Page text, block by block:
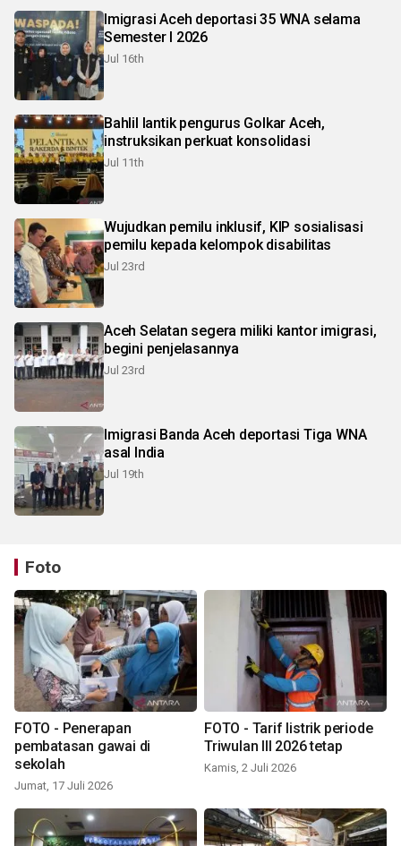
Imigrasi Aceh deportasi 35 WNA selama
Semester I 2026
Jul 16th
Bahlil lantik pengurus Golkar Aceh,
instruksikan perkuat konsolidasi
Jul 11th
Wujudkan pemilu inklusif, KIP sosialisasi
pemilu kepada kelompok disabilitas
Jul 23rd
Aceh Selatan segera miliki kantor imigrasi,
begini penjelasannya
Jul 23rd
Imigrasi Banda Aceh deportasi Tiga WNA
asal India
Jul 19th
Foto
FOTO - Penerapan
pembatasan gawai di
sekolah
Jumat, 17 Juli 2026
FOTO - Tarif listrik periode
Triwulan III 2026 tetap
Kamis, 2 Juli 2026